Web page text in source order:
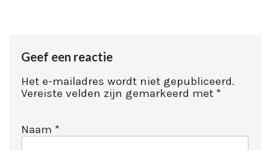
Geef een reactie
Het e-mailadres wordt niet gepubliceerd.
Vereiste velden zijn gemarkeerd met *
Naam *